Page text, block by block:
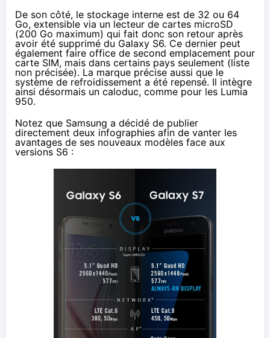
De son côté, le stockage interne est de 32 ou 64
Go, extensible via un lecteur de cartes microSD
(200 Go maximum) qui fait donc son retour après
avoir été supprimé du Galaxy S6. Ce dernier peut
également faire office de second emplacement pour
carte SIM, mais dans certains pays seulement (liste
non précisée). La marque précise aussi que le
système de refroidissement a été repensé. Il intègre
ainsi désormais un caloduc, comme pour les Lumia
950.
Notez que Samsung a décidé de publier
directement deux infographies afin de vanter les
avantages de ses nouveaux modèles face aux
versions S6 :